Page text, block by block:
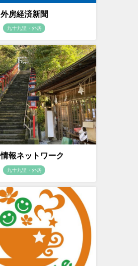
外房経済新聞
九十九里・外房
報ネットワーク
九十九里・外房